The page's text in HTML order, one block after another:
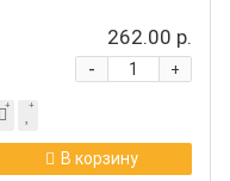
262.00 р.
+
-
В корзину